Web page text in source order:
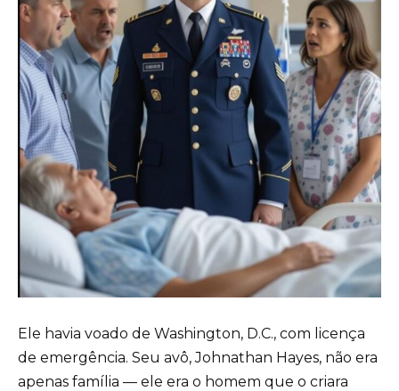
Ele havia voado de Washington, D.C., com licença
de emergência. Seu avô, Johnathan Hayes, não era
apenas família — ele era o homem que o criara